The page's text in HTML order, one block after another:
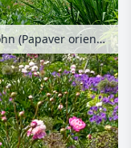
Storchschnäbel (Geranium), Türkenmohn (Papaver orientale), Rosen (Rosa), Pfingstrosen (Paeonia) und Fingerhut (Digitalis) mit Gartenpavillon